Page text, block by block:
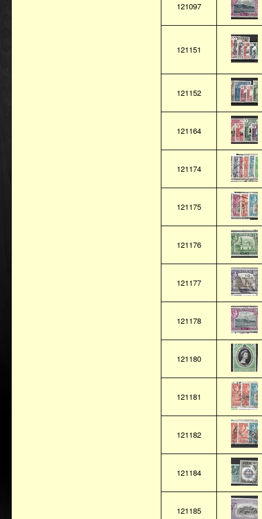
121097
121151
121152
121164
121174
121175
121176
121177
121178
121180
121181
121182
121184
121185